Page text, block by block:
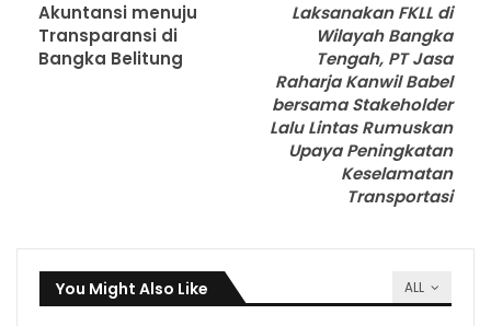
Akuntansi menuju
Transparansi di
Bangka Belitung
Laksanakan FKLL di
Wilayah Bangka
Tengah, PT Jasa
Raharja Kanwil Babel
bersama Stakeholder
Lalu Lintas Rumuskan
Upaya Peningkatan
Keselamatan
Transportasi
ALL
You Might Also Like